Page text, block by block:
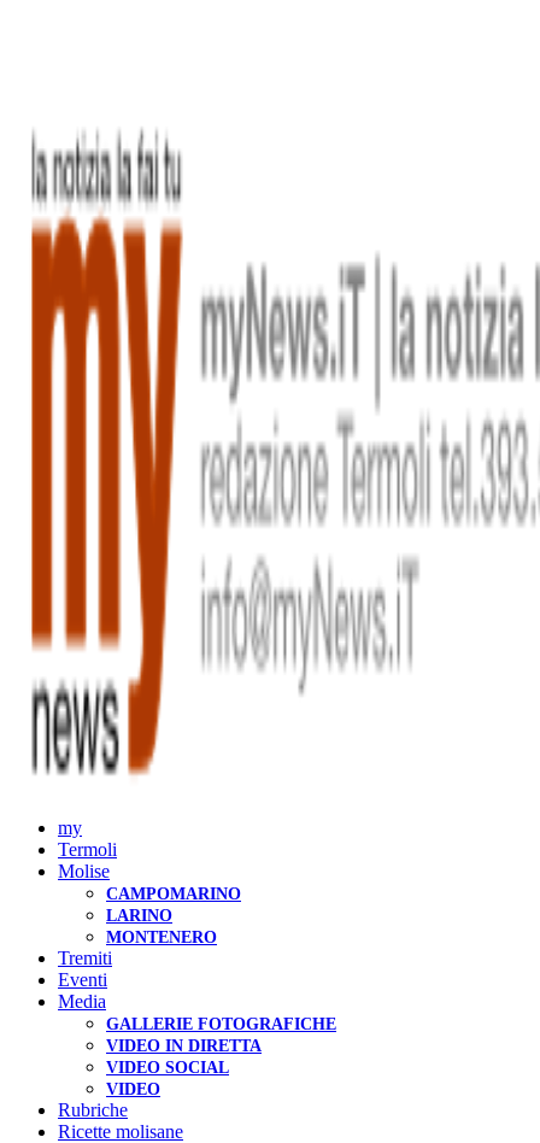
my
Termoli
Molise
CAMPOMARINO
LARINO
MONTENERO
Tremiti
Eventi
Media
GALLERIE FOTOGRAFICHE
VIDEO IN DIRETTA
VIDEO SOCIAL
VIDEO
Rubriche
Ricette molisane